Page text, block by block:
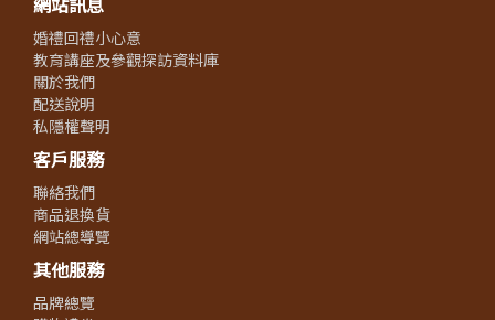
婚禮回禮小心意
教育講座及參觀探訪資料庫
關於我們
配送說明
私隱權聲明
客戶服務
聯絡我們
商品退換貨
網站總導覽
其他服務
品牌總覽